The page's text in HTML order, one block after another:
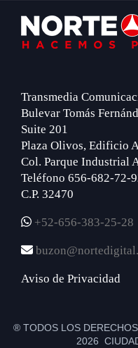
Footer
Transmedia
Bulevar Tomás
Suite 201
Plaza Olivos, Edificio
Col. Parque Industrial
Teléfono 656-682-72-
C.P. 32470
+52-656-383-25-28
Aviso de Privacidad
® TODOS LOS
2026